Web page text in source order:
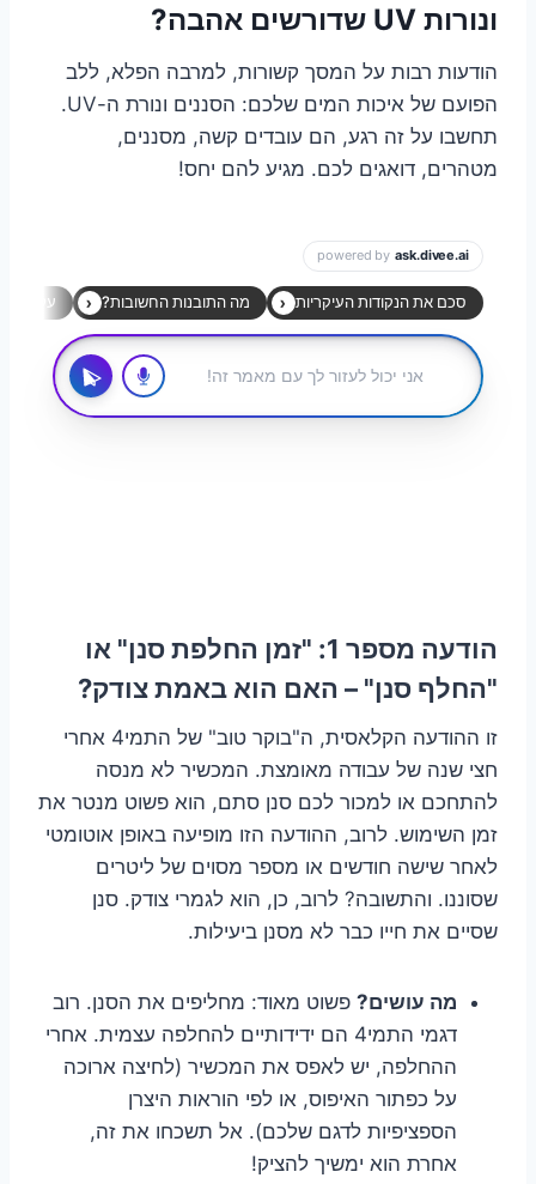
ונורות UV שדורשים אהבה?
הודעות רבות על המסך קשורות, למרבה הפלא, ללב
הפועם של איכות המים שלכם: הסננים ונורת ה-UV.
תחשבו על זה רגע, הם עובדים קשה, מסננים,
מטהרים, דואגים לכם. מגיע להם יחס!
הודעה מספר 1: "זמן החלפת סנן" או
"החלף סנן" – האם הוא באמת צודק?
זו ההודעה הקלאסית, ה"בוקר טוב" של התמי4 אחרי
חצי שנה של עבודה מאומצת. המכשיר לא מנסה
להתחכם או למכור לכם סנן סתם, הוא פשוט מנטר את
זמן השימוש. לרוב, ההודעה הזו מופיעה באופן אוטומטי
לאחר שישה חודשים או מספר מסוים של ליטרים
שסוננו. והתשובה? לרוב, כן, הוא לגמרי צודק. סנן
שסיים את חייו כבר לא מסנן ביעילות.
מה עושים? פשוט מאוד: מחליפים את הסנן. רוב
דגמי התמי4 הם ידידותיים להחלפה עצמית. אחרי
ההחלפה, יש לאפס את המכשיר (לחיצה ארוכה
על כפתור האיפוס, או לפי הוראות היצרן
הספציפיות לדגם שלכם). אל תשכחו את זה,
אחרת הוא ימשיך להציק!